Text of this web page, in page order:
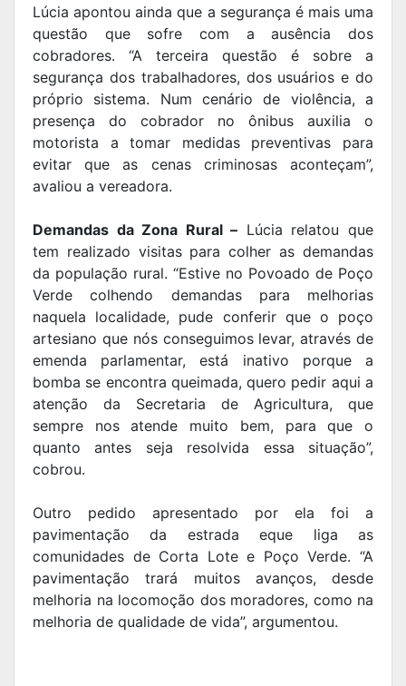
Lúcia apontou ainda que a segurança é mais uma
questão que sofre com a ausência dos
cobradores. “A terceira questão é sobre a
segurança dos trabalhadores, dos usuários e do
próprio sistema. Num cenário de violência, a
presença do cobrador no ônibus auxilia o
motorista a tomar medidas preventivas para
evitar que as cenas criminosas aconteçam”,
avaliou a vereadora.
Demandas da Zona Rural – Lúcia relatou que
tem realizado visitas para colher as demandas
da população rural. “Estive no Povoado de Poço
Verde colhendo demandas para melhorias
naquela localidade, pude conferir que o poço
artesiano que nós conseguimos levar, através de
emenda parlamentar, está inativo porque a
bomba se encontra queimada, quero pedir aqui a
atenção da Secretaria de Agricultura, que
sempre nos atende muito bem, para que o
quanto antes seja resolvida essa situação”,
cobrou.
Outro pedido apresentado por ela foi a
pavimentação da estrada eque liga as
comunidades de Corta Lote e Poço Verde. “A
pavimentação trará muitos avanços, desde
melhoria na locomoção dos moradores, como na
melhoria de qualidade de vida”, argumentou.